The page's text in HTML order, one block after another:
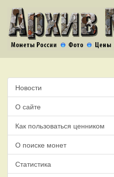
Новости
О сайте
Как пользоваться ценником
О поиске монет
Статистика